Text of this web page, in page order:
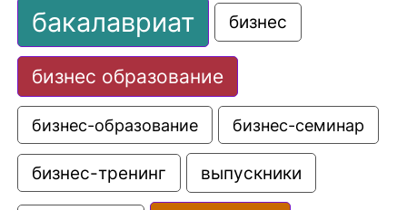
бакалавриат бизнес
бизнес образование
бизнес-образование бизнес-семинар
бизнес-тренинг выпускники